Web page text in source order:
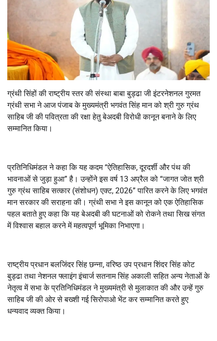
ग्रंथी सिंहों की राष्ट्रीय स्तर की संस्था बाबा बुड्ढा जी इंटरनेशनल गुरमत
ग्रंथी सभा ने आज पंजाब के मुख्यमंत्री भगवंत सिंह मान को श्री गुरु ग्रंथ
साहिब जी की पवित्रता की रक्षा हेतु बेअदबी विरोधी कानून बनाने के लिए
सम्मानित किया।
प्रतिनिधिमंडल ने कहा कि यह कदम “ऐतिहासिक,दूरदर्शी और पंथ की
भावनाओं से जुड़ा हुआ” है। उन्होंने इस वर्ष 13 अप्रैल को “जागत जोत श्री
गुरु ग्रंथ साहिब सत्कार (संशोधन) एक्ट, 2026”पारित करने के लिए भगवंत
मान सरकार की सराहना की। ग्रंथी सभा ने इस कानून को एक ऐतिहासिक
पहल बताते हुए कहा कि यह बेअदबी की घटनाओं को रोकने तथा सिख संगत
में विश्वास बहाल करने में महत्वपूर्ण भूमिका निभाएगा।
राष्ट्रीय प्रधान बलजिंदर सिंह छन्ना,वरिष्ठ उप प्रधान शिंदर सिंह कोट
बुड्ढा तथा नेशनल फ्लाइंग इंचार्ज सतनाम सिंह अकाली सहित अन्य नेताओं के
नेतृत्व में सभा के प्रतिनिधिमंडल ने मुख्यमंत्री से मुलाकात की और उन्हें गुरु
साहिब जी की ओर से बख्शी गई सिरोपाओ भेंट कर सम्मानित करते हुए
धन्यवाद व्यक्त किया।